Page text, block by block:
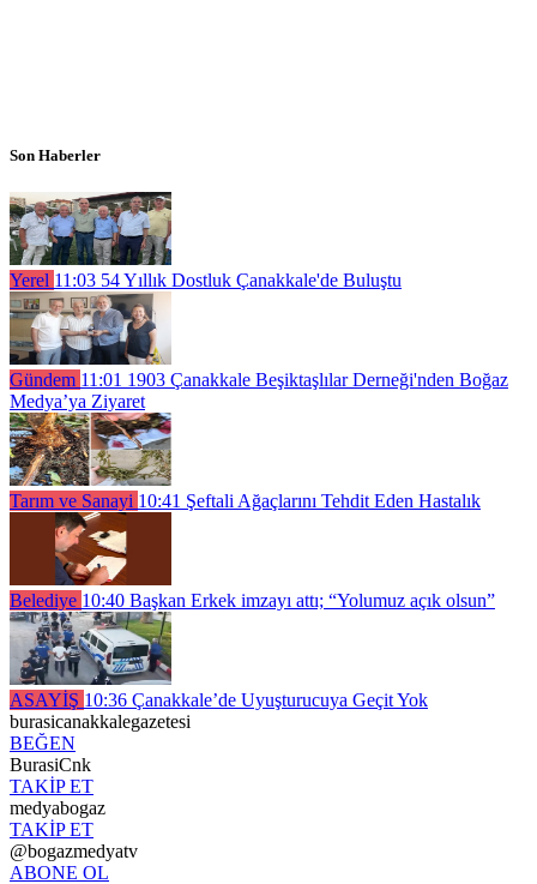
Son Haberler
Yerel 11:03 54 Yıllık Dostluk Çanakkale'de Buluştu
Gündem 11:01 1903 Çanakkale Beşiktaşlılar Derneği'nden Boğaz
Medya’ya Ziyaret
Tarım ve Sanayi 10:41 Şeftali Ağaçlarını Tehdit Eden Hastalık
Belediye 10:40 Başkan Erkek imzayı attı; “Yolumuz açık olsun”
ASAYİŞ 10:36 Çanakkale’de Uyuşturucuya Geçit Yok
burasicanakkalegazetesi
BEĞEN
BurasiCnk
TAKİP ET
medyabogaz
TAKİP ET
@bogazmedyatv
ABONE OL